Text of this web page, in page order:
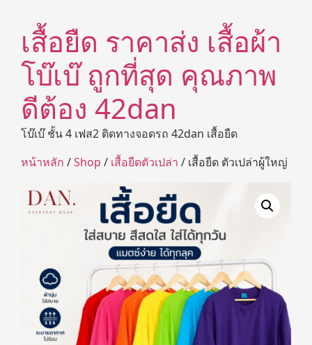
เสื้อยืด ราคาส่ง เสื้อผ้า
โบ๊เบ๊ ถูกที่สุด คุณภาพ
ดีต้อง 42dan
โบ๊เบ๊ ชั้น 4 เฟส2 ติดทางจอดรถ 42dan เสื้อยืด
หน้าหลัก /Shop / เสื้อยืดตัวเปล่า / เสื้อยืด ตัวเปล่าผู้ใหญ่